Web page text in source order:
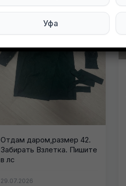
Отдам даром,размер 42.
Забирать Взлетка. Пишите
в лс
29.07.2026
Уфа